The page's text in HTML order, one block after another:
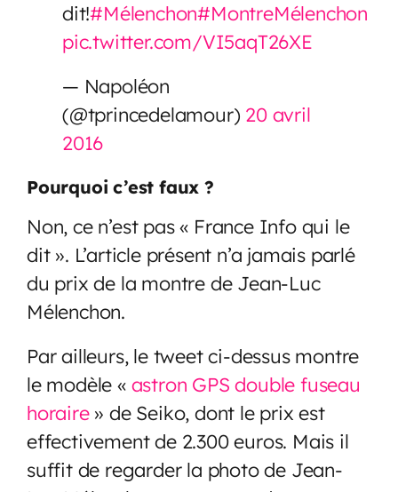
dit!#Mélenchon#MontreMélenchon
pic.twitter.com/VI5aqT26XE
— Napoléon
(@tprincedelamour) 20 avril
2016
Pourquoi c’est faux ?
Non, ce n’est pas « France Info qui le
dit ». L’article présent n’a jamais parlé
du prix de la montre de Jean-Luc
Mélenchon.
Par ailleurs, le tweet ci-dessus montre
le modèle « astron GPS double fuseau
horaire» de Seiko, dont le prix est
effectivement de 2.300 euros. Mais il
suffit de regarder la photo de Jean-